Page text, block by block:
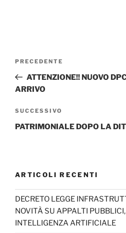
Articolo
precedente:
PRECEDENTE
ATTENZIONE!! NUOVO
ARRIVO
Articolo
successivo
SUCCESSIVO
PATRIMONIALE DOPO LA
ARTICOLI RECENTI
DECRETO LEGGE
NOVITÀ SU APPALTI
INTELLIGENZA ARTIFICIALE